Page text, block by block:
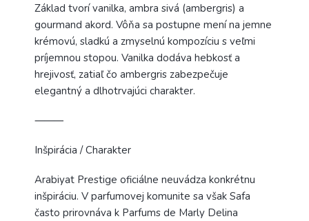
Základ tvorí vanilka, ambra sivá (ambergris) a
gourmand akord. Vôňa sa postupne mení na jemne
krémovú, sladkú a zmyselnú kompozíciu s veľmi
príjemnou stopou. Vanilka dodáva hebkosť a
hrejivosť, zatiaľ čo ambergris zabezpečuje
elegantný a dlhotrvajúci charakter.
⸻
Inšpirácia / Charakter
Arabiyat Prestige oficiálne neuvádza konkrétnu
inšpiráciu. V parfumovej komunite sa však Safa
často prirovnáva k Parfums de Marly Delina